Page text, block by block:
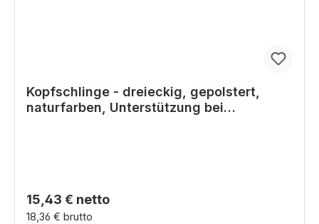
Kopfschlinge - dreieckig, gepolstert,
naturfarben, Unterstützung bei
Regulärer Preis:
15,43 € netto
18,36 € brutto